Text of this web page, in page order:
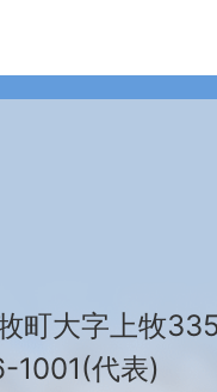
町大字上牧
1001(代表)